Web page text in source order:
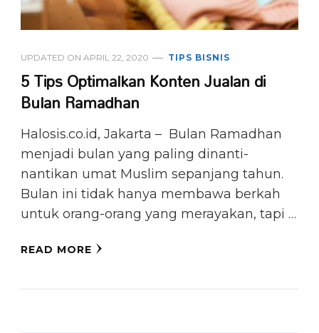
UPDATED ON APRIL 22, 2020 TIPS BISNIS
5 Tips Optimalkan Konten Jualan di
Bulan Ramadhan
Halosis.co.id, Jakarta – Bulan Ramadhan
menjadi bulan yang paling dinanti-
nantikan umat Muslim sepanjang tahun.
Bulan ini tidak hanya membawa berkah
untuk orang-orang yang merayakan, tapi …
READ MORE